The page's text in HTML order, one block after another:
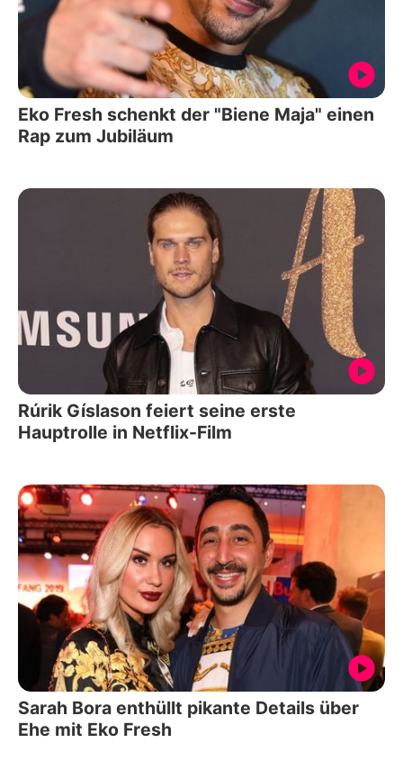
Eko Fresh schenkt der "Biene Maja" einen
Rap zum Jubiläum
Rúrik Gíslason feiert seine erste
Hauptrolle in Netflix-Film
Sarah Bora enthüllt pikante Details über
Ehe mit Eko Fresh